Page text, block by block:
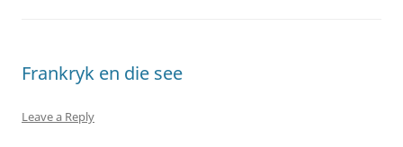
Frankryk en die see
Leave a Reply